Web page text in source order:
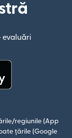
evaluări
(se
regiunile (App
țările (Google